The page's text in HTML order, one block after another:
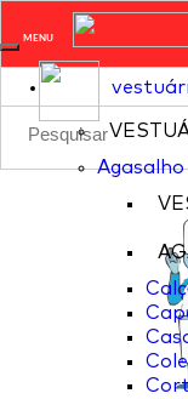
pagina nao
MENU